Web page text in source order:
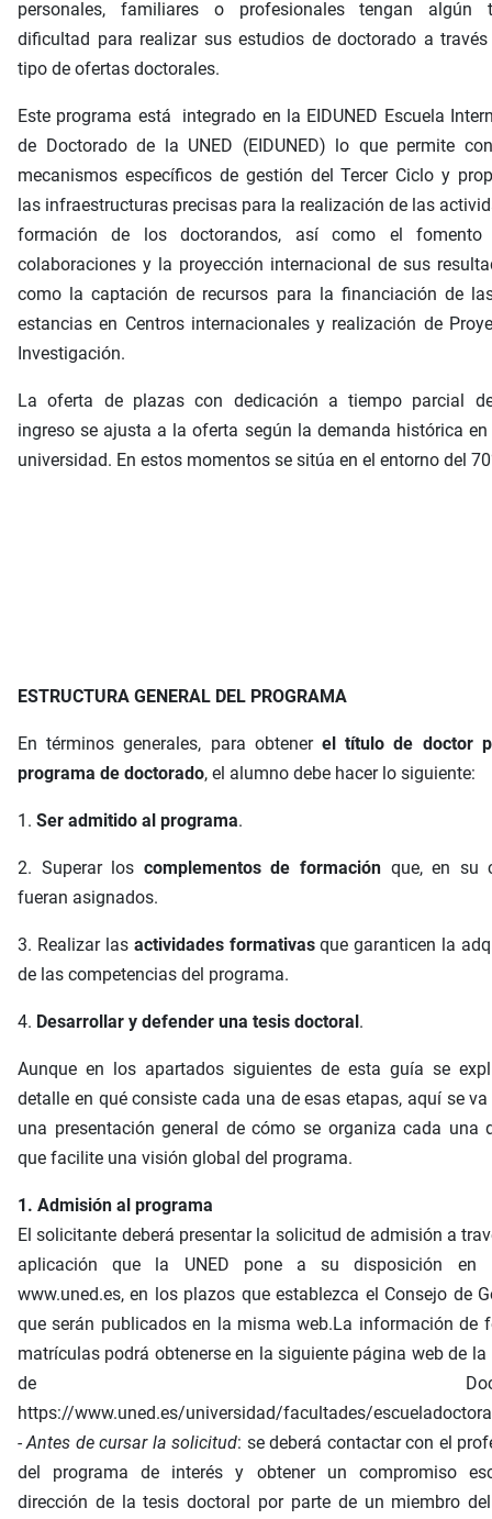
personales, familiares o profesionales tengan algún
dificultad para realizar sus estudios de doctorado a
tipo de ofertas doctorales.
Este programa está integrado en la EIDUNED Escuela
de Doctorado de la UNED (EIDUNED) lo que permite
mecanismos específicos de gestión del Tercer Ciclo y
las infraestructuras precisas para la realización de las
formación de los doctorandos, así como el
colaboraciones y la proyección internacional de sus
como la captación de recursos para la financiación de
estancias en Centros internacionales y realización de
Investigación.
La oferta de plazas con dedicación a tiempo parcial
ingreso se ajusta a la oferta según la demanda histórica en
universidad. En estos momentos se sitúa en el entorno del
ESTRUCTURA GENERAL DEL PROGRAMA
En términos generales, para obtener el título de doctor
programa de doctorado, el alumno debe hacer lo siguiente:
1. Ser admitido al programa.
2. Superar los complementos de formación que, en su
fueran asignados.
3. Realizar las actividades formativasque garanticen la
de las competencias del programa.
4. Desarrollar y defender una tesis doctoral .
Aunque en los apartados siguientes de esta guía se
detalle en qué consiste cada una de esas etapas, aquí se
una presentación general de cómo se organiza cada una
que facilite una visión global del programa.
1. Admisión al programa
El solicitante deberá presentar la solicitud de admisión a
aplicación que la UNED pone a su disposición en
www.uned.es, en los plazos que establezca el Consejo de
que serán publicados en la misma web.La información de
matrículas podrá obtenerse en la siguiente página web de la
de
https://www.uned.es/universidad/facultades/
- Antes de cursar la solicitud: se deberá contactar con el
del programa de interés y obtener un compromiso
dirección de la tesis doctoral por parte de un miembro